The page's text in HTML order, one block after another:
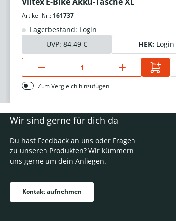
Artikel-Nr.: 161737
Lagerbestand: Login
UVP: 84,49 € HEK: Login
Zum Vergleich hinzufügen
Wir sind gerne für dich da
Du hast Feedback an uns oder Fragen
zu unseren Produkten? Wir kümmern
uns gerne um dein Anliegen.
Kontakt aufnehmen